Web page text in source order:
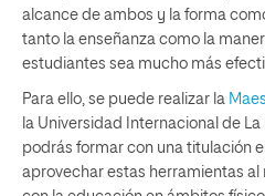
alcance de ambos y la forma
tanto la enseñanza como la
estudiantes sea mucho más
Para ello, se puede realizar la
la Universidad Internacional de La
podrás formar con una titulación
aprovechar estas herramientas